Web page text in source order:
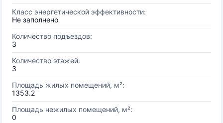
Класс энергетической эффективности:
Не заполнено
Количество подъездов:
3
Количество этажей:
3
Площадь жилых помещений, м²:
1353.2
Площадь нежилых помещений, м²:
0